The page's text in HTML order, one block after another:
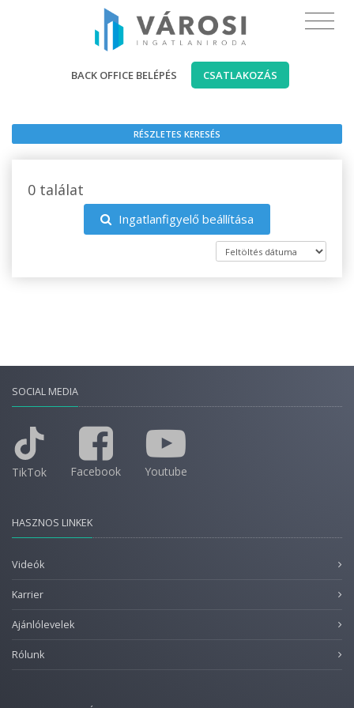
BACK OFFICE BELÉPÉS CSATLAKOZÁS
RÉSZLETES KERESÉS
0 találat
Ingatlanfigyelő beállítása
SOCIAL MEDIA
TikTok Facebook Youtube
HASZNOS LINKEK
Videók
Karrier
Ajánlólevelek
Rólunk